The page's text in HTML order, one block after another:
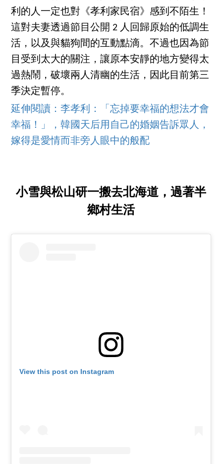
利的人一定也對《孝利家民宿》感到不陌生！
這對夫妻透過節目公開 2 人回歸原始的低調生
活，以及與貓狗間的互動點滴。不過也因為節
目受到太大的關注，讓原本安靜的地方變得太
過熱鬧，破壞兩人清幽的生活，因此目前第三
季決定暫停。
延伸閱讀：李孝利：「忘掉要幸福的想法才會
幸福！」，韓國天后用自己的婚姻告訴眾人，
嫁得是愛情而非旁人眼中的般配
小雪與松山研一搬去北海道，過著半
鄉村生活
View this post on Instagram